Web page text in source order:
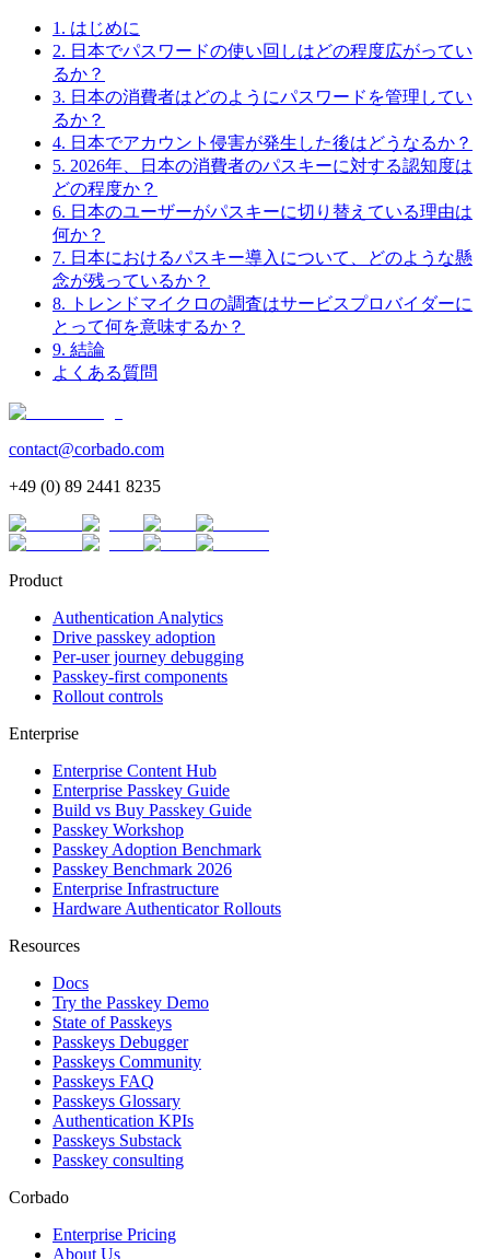
1. はじめに
2. 日本でパスワードの使い回しはどの程度広がってい
るか？
3. 日本の消費者はどのようにパスワードを管理してい
るか？
4. 日本でアカウント侵害が発生した後はどうなるか？
5. 2026年、日本の消費者のパスキーに対する認知度は
どの程度か？
6. 日本のユーザーがパスキーに切り替えている理由は
何か？
7. 日本におけるパスキー導入について、どのような懸
念が残っているか？
8. トレンドマイクロの調査はサービスプロバイダーに
とって何を意味するか？
9. 結論
よくある質問
contact@corbado.com
+49 (0) 89 2441 8235
Product
Authentication Analytics
Drive passkey adoption
Per-user journey debugging
Passkey-first components
Rollout controls
Enterprise
Enterprise Content Hub
Enterprise Passkey Guide
Build vs Buy Passkey Guide
Passkey Workshop
Passkey Adoption Benchmark
Passkey Benchmark 2026
Enterprise Infrastructure
Hardware Authenticator Rollouts
Resources
Docs
Try the Passkey Demo
State of Passkeys
Passkeys Debugger
Passkeys Community
Passkeys FAQ
Passkeys Glossary
Authentication KPIs
Passkeys Substack
Passkey consulting
Corbado
Enterprise Pricing
About Us